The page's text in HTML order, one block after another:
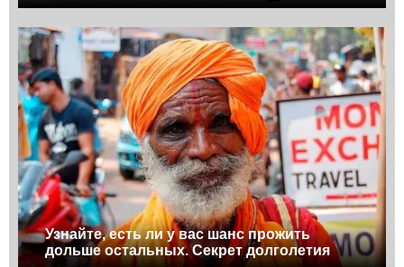
Узнайте, есть ли у вас шанс прожить
дольше остальных. Секрет долголетия